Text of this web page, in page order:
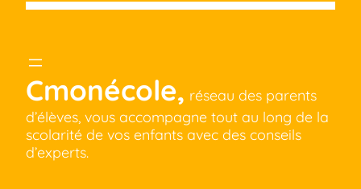
Cmonécole, réseau des parents
d’élèves, vous accompagne tout au long de la
scolarité de vos enfants avec des conseils
d’experts.